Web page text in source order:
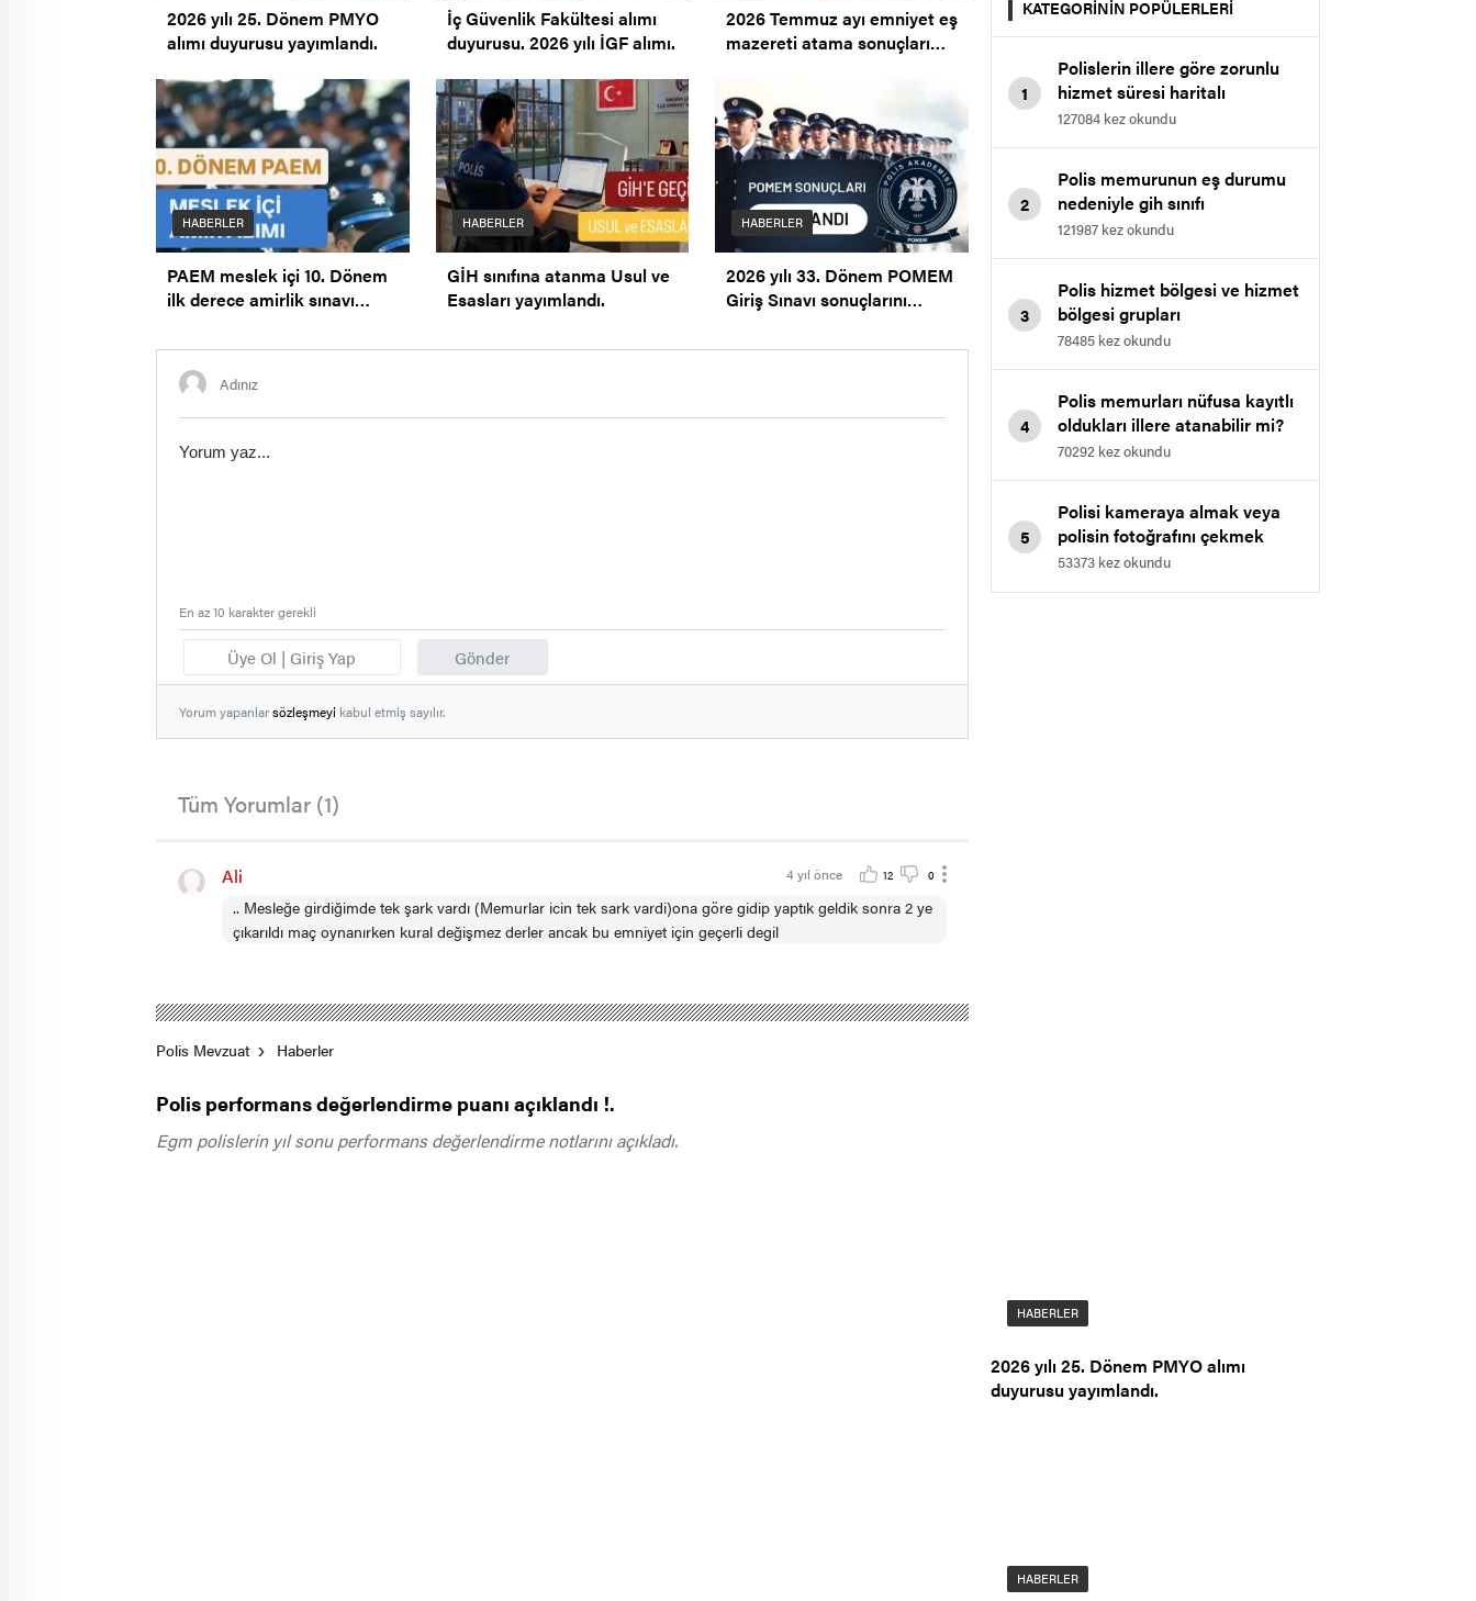
2026 yılı 25. Dönem PMYO
alımı duyurusu yayımlandı.
İç Güvenlik Fakültesi alımı
duyurusu. 2026 yılı İGF alımı.
2026 Temmuz ayı emniyet eş
mazereti atama sonuçları
HABERLER
PAEM meslek içi 10. Dönem
ilk derece amirlik sınavı
HABERLER
GİH sınıfına atanma Usul ve
Esasları yayımlandı.
HABERLER
2026 yılı 33. Dönem POMEM
Giriş Sınavı sonuçlarını
Üye Ol | Giriş Yap Gönder
En az 10 karakter gerekli
Yorum yapanlarsözleşmeyi kabul etmiş sayılır.
Tüm Yorumlar (1)
Ali 4 yıl önce 12 0
.. Mesleğe girdiğimde tek şark vardı (Memurlar icin tek sark vardi)ona göre gidip yaptık geldik sonra 2 ye
çıkarıldı maç oynanırken kural değişmez derler ancak bu emniyet için geçerli degil
KATEGORİNİN POPÜLERLERİ
1
Polislerin illere göre zorunlu
hizmet süresi haritalı
gösterim.
127084 kez okundu
2
Polis memurunun eş durumu
nedeniyle gih sınıfı
memurluğuna geçmesi.
121987 kez okundu
3
Polis hizmet bölgesi ve hizmet
bölgesi grupları
78485 kez okundu
4
Polis memurları nüfusa kayıtlı
oldukları illere atanabilir mi?
70292 kez okundu
5
Polisi kameraya almak veya
polisin fotoğrafını çekmek
yasaklandı
53373 kez okundu
Polis Mevzuat Haberler
Polis performans değerlendirme puanı açıklandı !.
Egm polislerin yıl sonu performans değerlendirme notlarını açıkladı.
HABERLER
2026 yılı 25. Dönem PMYO alımı
duyurusu yayımlandı.
HABERLER